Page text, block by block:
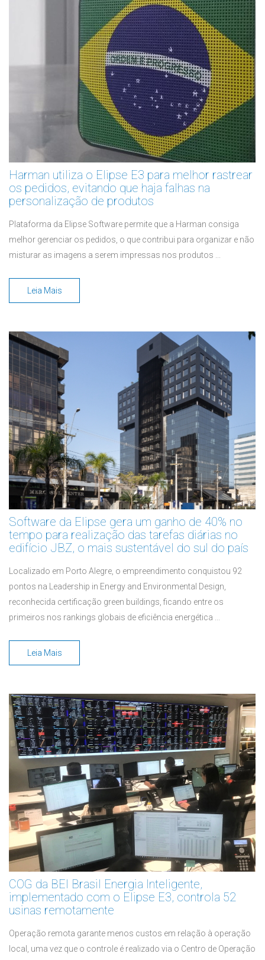
Harman utiliza o Elipse E3 para melhor rastrear
os pedidos, evitando que haja falhas na
personalização de produtos
Plataforma da Elipse Software permite que a Harman consiga
melhor gerenciar os pedidos, o que contribui para organizar e não
misturar as imagens a serem impressas nos produtos ...
Leia Mais
Software da Elipse gera um ganho de 40% no
tempo para realização das tarefas diárias no
edifício JBZ, o mais sustentável do sul do país
Localizado em Porto Alegre, o empreendimento conquistou 92
pontos na Leadership in Energy and Environmental Design,
reconhecida certificação green buildings, ficando entre os
primeiros nos rankings globais de eficiência energética ...
Leia Mais
COG da BEI Brasil Energia Inteligente,
implementado com o Elipse E3, controla 52
usinas remotamente
Operação remota garante menos custos em relação à operação
local, uma vez que o controle é realizado via o Centro de Operação